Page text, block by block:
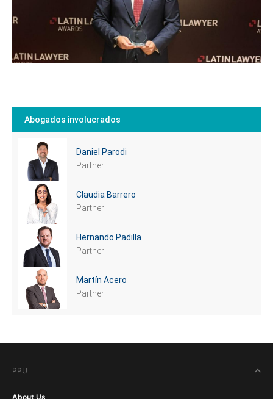
Abogados involucrados
Daniel Parodi
Partner
Claudia Barrero
Partner
Hernando Padilla
Partner
Martín Acero
Partner
PPU
About Us